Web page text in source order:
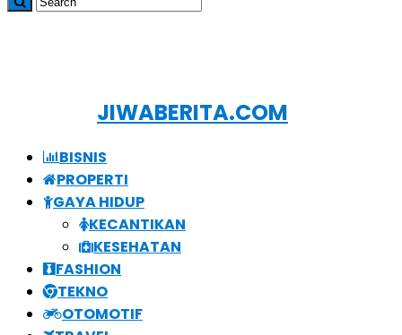
JIWABERITA.COM
BISNIS
PROPERTI
GAYA HIDUP
KECANTIKAN
KESEHATAN
FASHION
TEKNO
OTOMOTIF